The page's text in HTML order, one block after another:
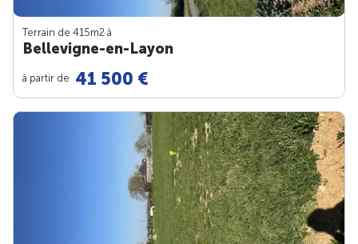
Terrain de 415m2 à
Bellevigne-en-Layon
à partir de 41 500 €